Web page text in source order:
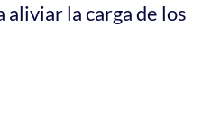
aliviar la carga de los